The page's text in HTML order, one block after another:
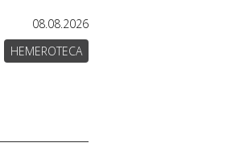
08.08.2026
HEMEROTECA